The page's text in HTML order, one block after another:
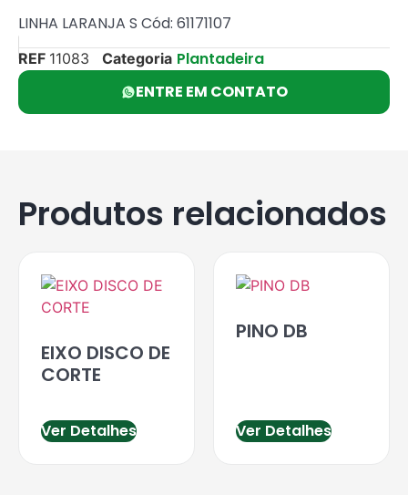
LINHA LARANJA S Cód: 61171107
REF 11083 Categoria Plantadeira
ENTRE EM CONTATO
Produtos relacionados
EIXO DISCO DE
CORTE
Ver Detalhes
PINO DB
Ver Detalhes